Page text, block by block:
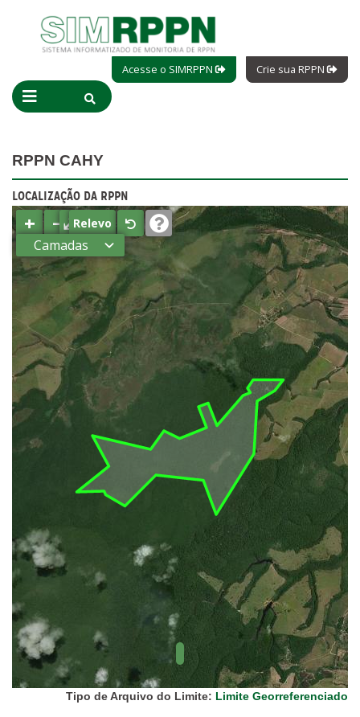
Acesse o SIMRPPN Crie sua RPPN
RPPN CAHY
LOCALIZAÇÃO DA RPPN
+ −⤢Relevo
Camadas
Estados
Municípios
Terras
indígenas
(FUNAI)
UC Federal
UC Estaduais
UC
Municipais
Hidrografia
1:1.000.000
(IBGE)
Vegetação
(IBGE)
Relevo
(IBGE)
Tipo de Arquivo do Limite: Limite Georreferenciado